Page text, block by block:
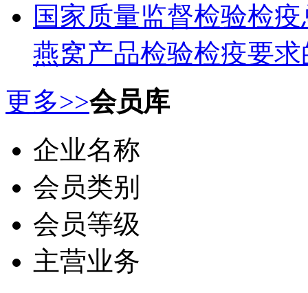
国家质量监督检验检
燕窝产品检验检疫要
更多>>会员库
企业名称
会员类别
会员等级
主营业务